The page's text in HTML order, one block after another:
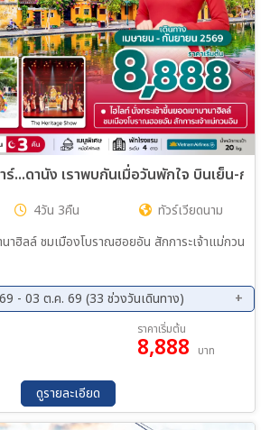
ทัวร์เวียดนาม ซุปตาร์...ดานัง เ
4วัน 3คืน
ทัวร์เวียดนาม
นาฮิลล์ ชมเมืองโบราณฮอยอัน สักการะเจ้าแม่กวน
- 03 ต.ค. 69 (33 ช่วงวันเดินทาง)
10 ส.ค. 69 - 13 ส.ค. 69
13 ส.ค. 69 - 16 ส.ค. 69
17 ส.ค. 69 - 20 ส.ค. 69
20 ส.ค. 69 - 23 ส.ค. 69
24 ส.ค. 69 - 27 ส.ค. 69
27 ส.ค. 69 - 30 ส.ค. 69
ราคาเริ่มต้น
8,888 บาท
ดูรายละเอียด